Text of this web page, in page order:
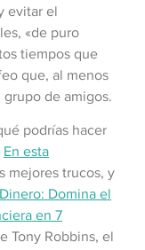
evitar el
«de puro
tiempos que
que, al menos
de amigos.
podrías hacer
En esta
mejores trucos, y
Dinero: Domina el
en 7
Tony Robbins, el